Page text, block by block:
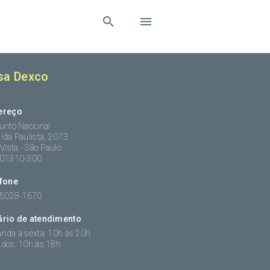
Dexco
Nacional
Paulista, 2073
- São Paulo
300
1670
de atendimento
à sexta: 10h às 20h
10h às 18h